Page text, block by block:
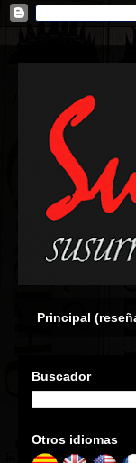
Principal
Buscador
Otros idiomas